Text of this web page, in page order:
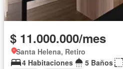
$ 11.000.000/mes
Santa Helena, Retiro
4 Habitaciones
5 Baños